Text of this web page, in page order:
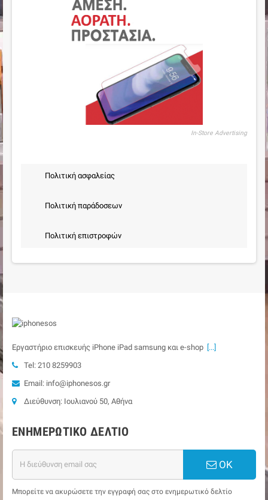
In-Store Advertising
Πολιτική ασφαλείας
Πολιτική παράδοσεων
Πολιτική επιστροφών
Εργαστήριο επισκευής iPhone iPad samsung και e-shop [...]
Tel: 210 8259903
Email: info@iphonesos.gr
Διεύθυνση: Ιουλιανού 50, Αθήνα
ΕΝΗΜΕΡΩΤΙΚΌ ΔΕΛΤΊΟ
ΟΚ
Μπορείτε να ακυρώσετε την εγγραφή σας στο ενημερωτικό δελτίο